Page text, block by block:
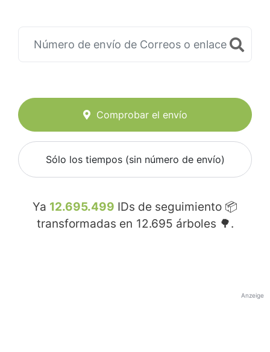
Comprobar el envío
Sólo los tiempos (sin número de envío)
Ya 12.695.499 IDs de seguimiento 📦
transformadas en 12.695 árboles 🌳.
Anzeige